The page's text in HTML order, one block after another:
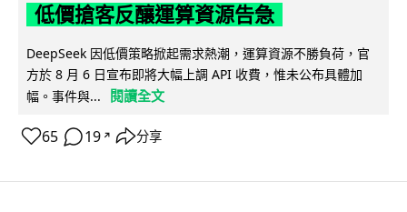
低價搶客反釀運算資源告急
DeepSeek 因低價策略掀起需求熱潮，運算資源不勝負荷，官
方於 8 月 6 日宣布即將大幅上調 API 收費，惟未公布具體加
幅。事件與...
閱讀全文
65 19 ↗ 分享